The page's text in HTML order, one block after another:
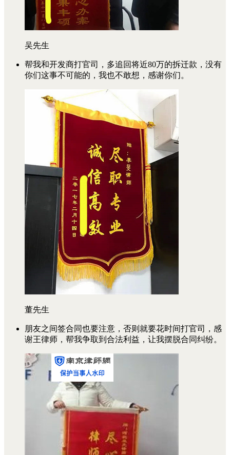
吴先生
帮我和开发商打官司，多追回将近80万的拆迁款，没有
你们这事不可能的，我也不敢想，感谢你们。
董先生
朋友之间签合同也要注意，否则就要花时间打官司，感
谢王律师，帮我争取到合法利益，让我摆脱合同纠纷。